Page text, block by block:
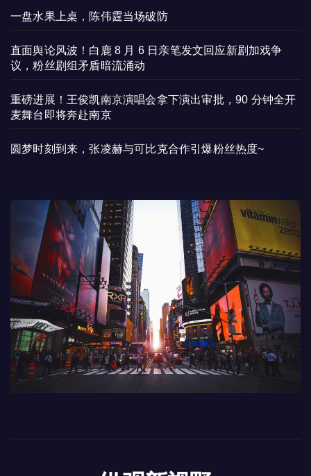
一盘水果上桌，陈伟霆当场破防
直面舆论风波！白鹿 8 月 6 日亲笔发文回应新剧加戏争
议，粉丝剧组矛盾暗流涌动
重磅进展！王俊凯南京演唱会拿下演出审批，90 分钟全开
麦舞台即将奔赴南京
圆梦时刻到来，张凌赫与可比克合作引爆粉丝热度~